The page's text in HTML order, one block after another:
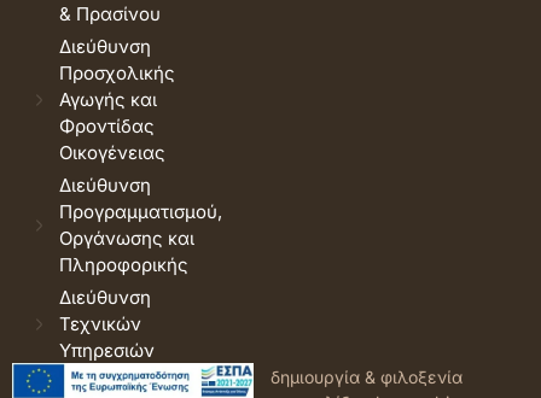
& Πρασίνου
Διεύθυνση
Προσχολικής
Αγωγής και
Φροντίδας
Οικογένειας
Διεύθυνση
Προγραμματισμού,
Οργάνωσης και
Πληροφορικής
Διεύθυνση
Τεχνικών
Υπηρεσιών
© 2026 Δήμος Δράμας. Όροι
δημιουργία & φιλοξενία